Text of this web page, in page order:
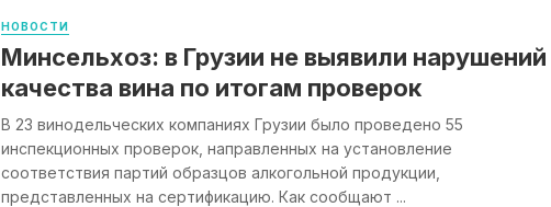
НОВОСТИ
Минсельхоз: в Грузии не выявили нарушений
качества вина по итогам проверок
В 23 винодельческих компаниях Грузии было проведено 55
инспекционных проверок, направленных на установление
соответствия партий образцов алкогольной продукции,
представленных на сертификацию. Как сообщают ...